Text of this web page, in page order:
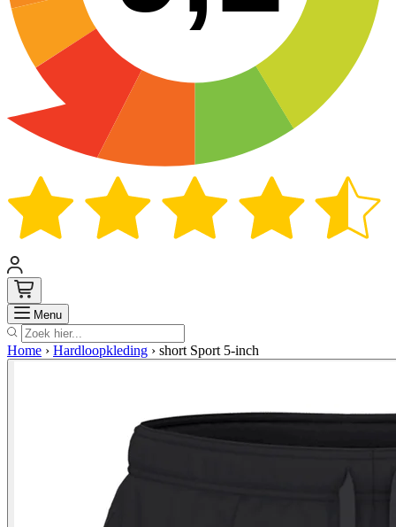
Menu Zoek
Home › Hardloopkleding › short Sport 5-inch